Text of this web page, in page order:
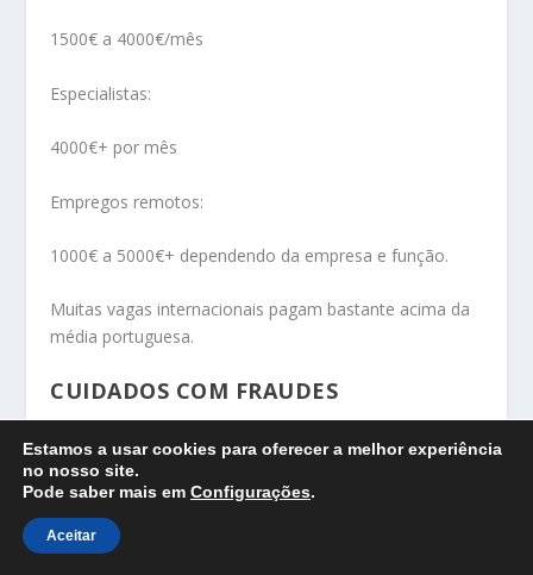
1500€ a 4000€/mês
Especialistas:
4000€+ por mês
Empregos remotos:
1000€ a 5000€+ dependendo da empresa e função.
Muitas vagas internacionais pagam bastante acima da
média portuguesa.
CUIDADOS COM FRAUDES
Sinais de alerta:
Pedem pagamentos para começar
Estamos a usar cookies para oferecer a melhor experiência
no nosso site.
Pode saber mais em Configurações.
Aceitar